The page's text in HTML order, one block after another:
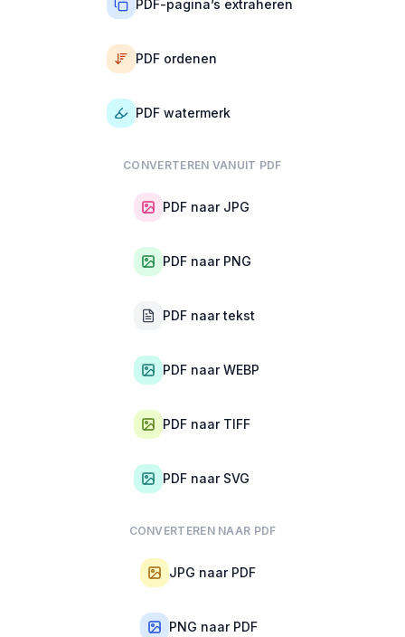
PDF-pagina’s extraheren
PDF ordenen
PDF watermerk
CONVERTEREN VANUIT PDF
PDF naar JPG
PDF naar PNG
PDF naar tekst
PDF naar WEBP
PDF naar TIFF
PDF naar SVG
CONVERTEREN NAAR PDF
JPG naar PDF
PNG naar PDF